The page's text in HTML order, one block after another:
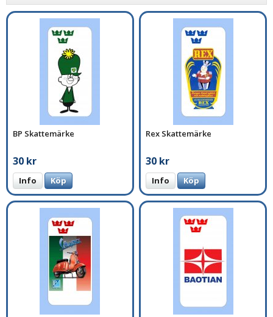
BP Skattemärke
30 kr
Info Köp
Rex Skattemärke
30 kr
Info Köp